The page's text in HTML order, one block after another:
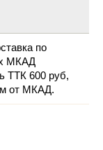
по
МКАД
ТТК 600 руб,
от МКАД.